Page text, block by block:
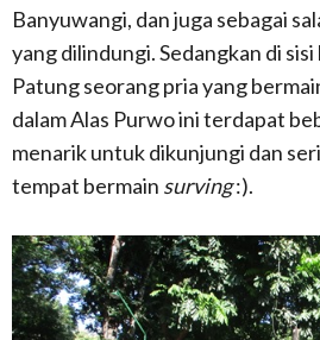
Banyuwangi, dan juga sebagai
yang dilindungi. Sedangkan di
Patung seorang pria yang
dalam Alas Purwo ini terdapat
menarik untuk dikunjungi dan
tempat bermain surving:).